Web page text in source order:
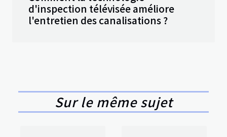
d'inspection télévisée améliore
l'entretien des canalisations ?
Sur le même sujet